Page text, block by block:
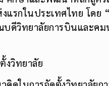
ศึกษาและพัฒนาหลักสูตร
รกในประเทศไทย โดย
ดีวิทยาลัยการบินและค